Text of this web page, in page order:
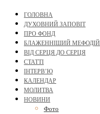
ГОЛОВНА
ДУХОВНИЙ ЗАПОВІТ
ПРО ФОНД
БЛАЖЕННІШИЙ МЕФОДІЙ
ВІД СЕРЦЯ ДО СЕРЦЯ
СТАТТІ
ІНТЕРВ’Ю
КАЛЕНДАР
МОЛИТВА
НОВИНИ
Фото